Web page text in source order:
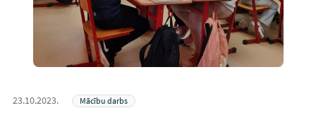
23.10.2023. Mācību darbs